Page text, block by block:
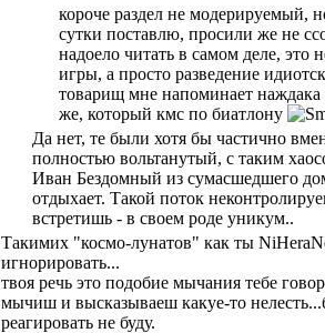
короче раздел не модерируемый,
сутки поставлю, просили же не
надоело читать в самом деле, это
игры, а просто разведение
товарищ мне напоминает наждака
же, который кмс по биатлону
Да нет, те были хотя бы частично
полностью вольтанутый, с таким
Иван Бездомный из сумасшедшего
отдыхает. Такой поток
встретишь - в своем роде уникум..
Такимих "космо-лунатов" как ты
игнорировать...
твоя речь это подобие мычания тебе
мычиш и высказываеш какуе-то
реагировать не буду.